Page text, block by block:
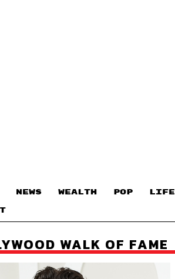
NEWS WEALTH POP LIFE
WALK OF FAME